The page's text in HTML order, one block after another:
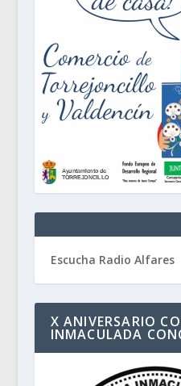
Escucha Radio Alfares
X ANIVERSARIO
INMACULADA